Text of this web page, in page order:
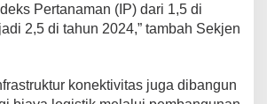
Pertanaman (IP) dari 1,5 di
2,5 di tahun 2024,” tambah Sekjen
konektivitas juga dibangun